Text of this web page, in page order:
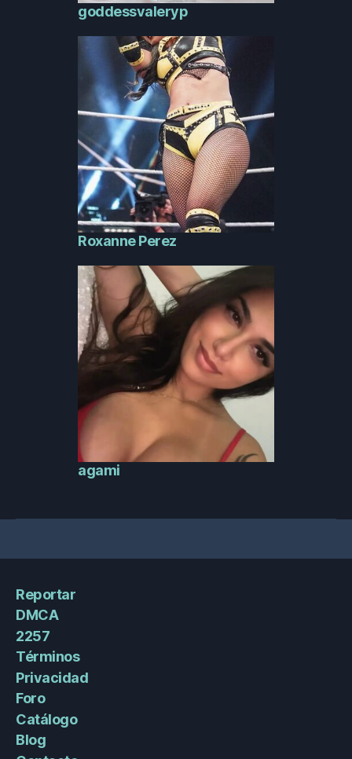
goddessvaleryp
Roxanne Perez
agami
Reportar
DMCA
2257
Términos
Privacidad
Foro
Catálogo
Blog